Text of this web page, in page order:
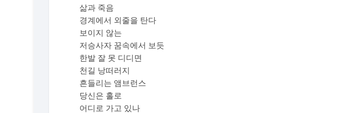
삶과 죽음
경계에서 외줄을 탄다
보이지 않는
저승사자 꿈속에서 보듯
한발 잘 못 디디면
천길 낭떠러지
흔들리는 앰브런스
당신은 홀로
어디로 가고 있나